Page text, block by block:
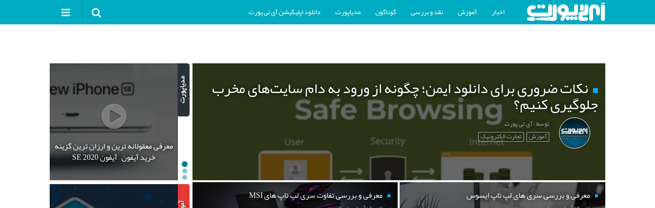
اخبار آموزش نقد و بررسی گوناگون مدیاپورت دانلود اپلیکیشن آی تی پورت
نکات ضروری برای دانلود ایمن؛ چگونه از ورود به دام سایت‌های مخرب
جلوگیری کنیم؟
توسط : آی تی پورت
آموزش تجارت الکترونیک
معرفی و بررسی سری های لپ تاپ ایسوس معرفی و بررسی تفاوت سری لپ تاپ های MSI
معرفی معقولانه ترین و ارزان ترین گزینه
خرید آیفون – آیفون SE 2020